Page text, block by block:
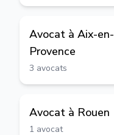
Avocat à Aix-en-
Provence
3 avocats
Avocat à Rouen
1 avocat